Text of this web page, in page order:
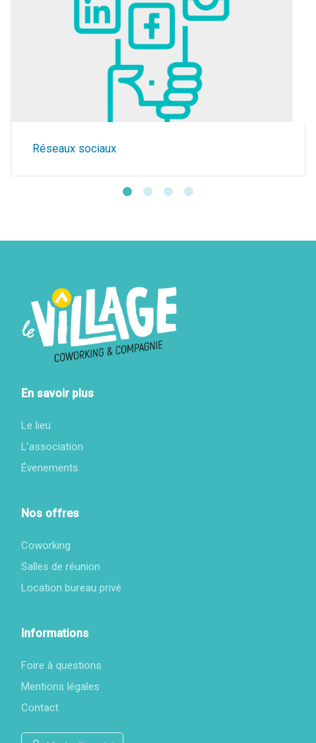
Réseaux sociaux
En savoir plus
Le lieu
L’association
Évenements
Nos offres
Coworking
Salles de réunion
Location bureau privé
Informations
Foire à questions
Mentions légales
Contact